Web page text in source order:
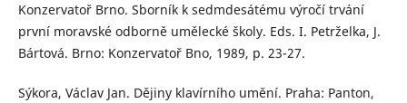
Konzervatoř Brno. Sborník k sedmdesátému výročí trvání
první moravské odborně umělecké školy. Eds. I. Petrželka, J.
Bártová. Brno: Konzervatoř Bno, 1989, p. 23-27.
Sýkora, Václav Jan. Dějiny klavírního umění. Praha: Panton,